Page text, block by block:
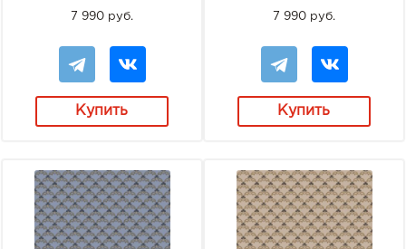
7 990 руб.
Купить
7 990 руб.
Купить